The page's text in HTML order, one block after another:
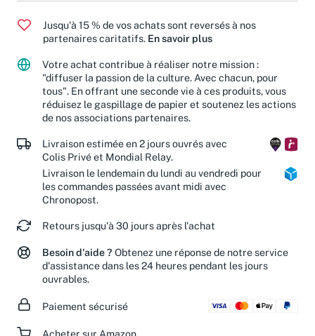
Jusqu'à 15 % de vos achats sont reversés à nos
partenaires caritatifs. En savoir plus
Votre achat contribue à réaliser notre mission :
"diffuser la passion de la culture. Avec chacun, pour
tous". En offrant une seconde vie à ces produits, vous
réduisez le gaspillage de papier et soutenez les actions
de nos associations partenaires.
Livraison estimée en 2 jours ouvrés avec
Colis Privé et Mondial Relay.
Livraison le lendemain du lundi au vendredi pour
les commandes passées avant midi avec
Chronopost.
Retours jusqu'à 30 jours après l'achat
Besoin d'aide ? Obtenez une réponse de notre service
d'assistance dans les 24 heures pendant les jours
ouvrables.
Paiement sécurisé